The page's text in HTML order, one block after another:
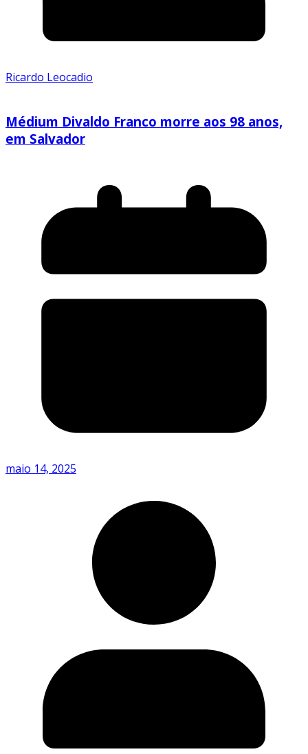
Ricardo Leocadio
Médium Divaldo Franco morre aos 98 anos,
em Salvador
maio 14, 2025